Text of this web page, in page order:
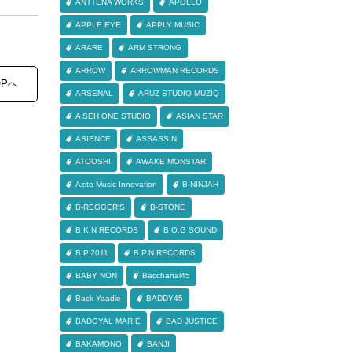
へ
ANTTENA WORKS APOLLO
APPLE EYE APPLY MUSIC
ARARE ARM STRONG
ARROW ARROWMAN RECORDS
ARSENAL ARUZ STUDIO MUZIQ
A SEH ONE STUDIO ASIAN STAR
ASIENCE ASSASSIN
ATOOSHI AWAKE MONSTAR
Azito Music Innovation B-NINJAH
B-REGGER'S B-STONE
B.K.N RECORDS B.O.G SOUND
B.P.2011 B.P.N RECORDS
BABY NON Bacchanal45
Back Yaadie BADDY45
BADGYAL MARIE BAD JUSTICE
BAKAMONO BANJI